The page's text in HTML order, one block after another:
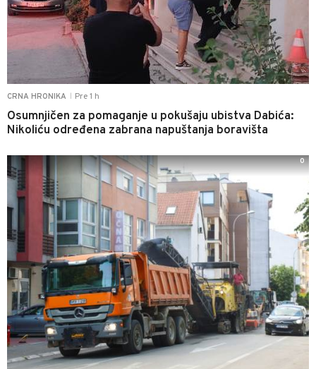
CRNA HRONIKA Pre 1 h
Osumnjičen za pomaganje u pokušaju ubistva Dabića:
Nikoliću određena zabrana napuštanja boravišta
0